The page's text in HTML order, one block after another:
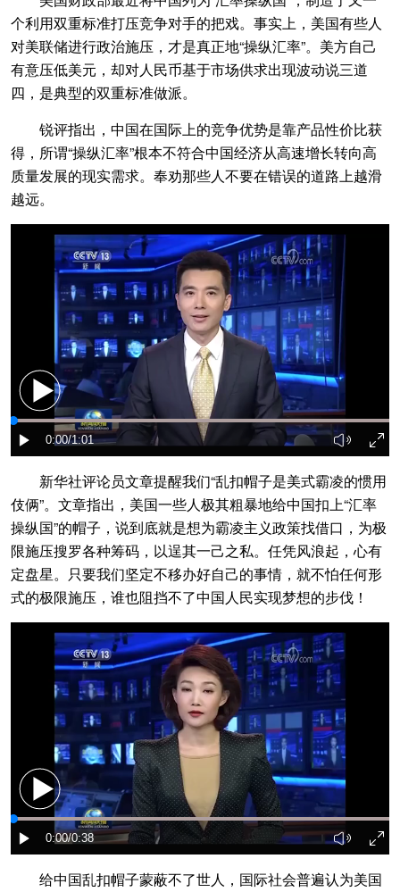
个利用双重标准打压竞争对手的把戏。事实上，美国有些人
对美联储进行政治施压，才是真正地“操纵汇率”。美方自己
有意压低美元，却对人民币基于市场供求出现波动说三道
四，是典型的双重标准做派。
锐评指出，中国在国际上的竞争优势是靠产品性价比获
得，所谓“操纵汇率”根本不符合中国经济从高速增长转向高
质量发展的现实需求。奉劝那些人不要在错误的道路上越滑
越远。
新华社评论员文章提醒我们“乱扣帽子是美式霸凌的惯用
伎俩”。文章指出，美国一些人极其粗暴地给中国扣上“汇率
操纵国”的帽子，说到底就是想为霸凌主义政策找借口，为极
限施压搜罗各种筹码，以逞其一己之私。任凭风浪起，心有
定盘星。只要我们坚定不移办好自己的事情，就不怕任何形
式的极限施压，谁也阻挡不了中国人民实现梦想的步伐！
给中国乱扣帽子蒙蔽不了世人，国际社会普遍认为美国